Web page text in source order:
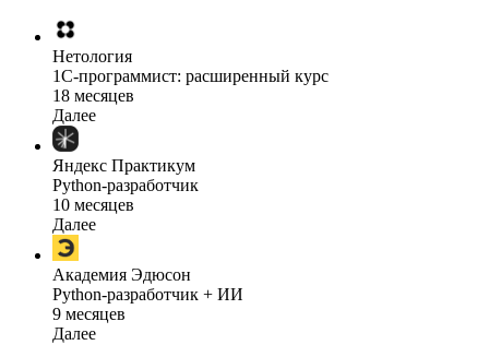
Нетология
1C-программист: расширенный курс
18 месяцев
Далее
Яндекс Практикум
Python-разработчик
10 месяцев
Далее
Академия Эдюсон
Python-разработчик + ИИ
9 месяцев
Далее